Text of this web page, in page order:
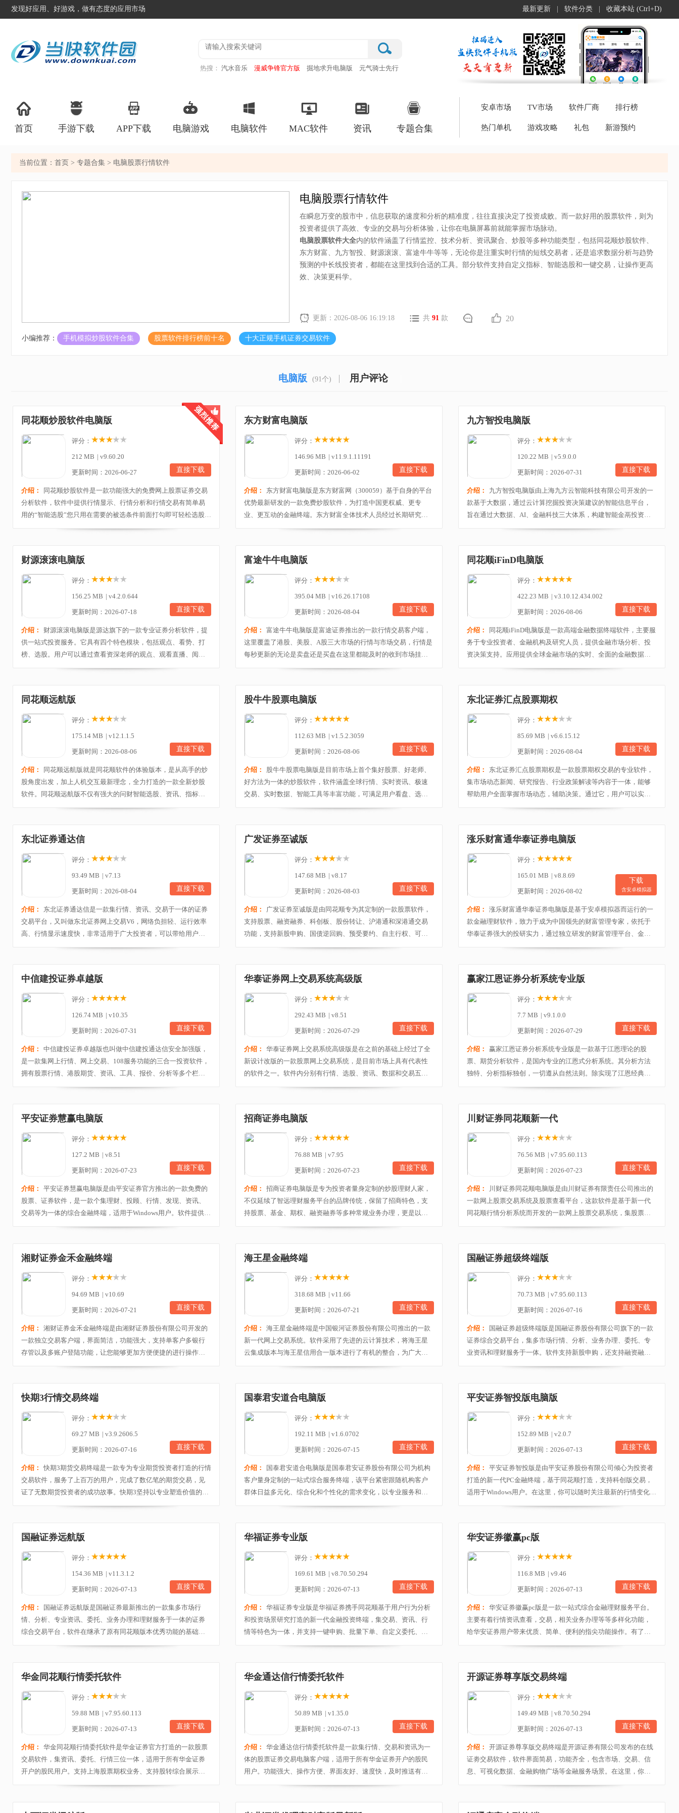
发现好应用、好游戏，做有态度的应用市场 最新更新 软件分类 收藏本站 (Ctrl+D)
热搜： 汽水音乐 漫威争锋官方版 掘地求升电脑版
元气骑士先行
首页 手游下载 APP下载 电脑游戏 电脑软件 MAC软件 资讯 专题合集
安卓市场 TV市场 软件厂商 排行榜
热门单机 游戏攻略 礼包 新游预约
当前位置： 首页 > 专题合集 > 电脑股票行情软件
电脑股票行情软件
在瞬息万变的股市中，信息获取的速度和分析的精准度，往往直接决定了投资成败。而一款好用的股票软件，则为
投资者提供了高效、专业的交易与分析体验，让你在电脑屏幕前就能掌握市场脉动。
电脑股票软件大全内的软件涵盖了行情监控、技术分析、资讯聚合、炒股等多种功能类型，包括同花顺炒股软件、
东方财富、九方智投、财源滚滚、富途牛牛等等，无论你是注重实时行情的短线交易者，还是追求数据分析与趋势
预测的中长线投资者，都能在这里找到合适的工具。部分软件支持自定义指标、智能选股和一键交易，让操作更高
效、决策更科学。
更新：2026-08-06 16:19:18 共 91 款 20
小编推荐： 手机模拟炒股软件合集 股票软件排行榜前十名 十大正规手机证券交易软件
电脑版 (91个) 用户评论
同花顺炒股软件电脑版
评分：
212 MB | v9.60.20
更新时间：2026-06-27 直接下载
介绍：
同花顺炒股软件是一款功能强大的免费网上股票证券交易
分析软件，软件中提供行情显示、行情分析和行情交易有简单易
用的“智能选股”您只用在需要的被选条件前面打勾即可轻松选股。
还有“选股平台”让您利用所有的100多个选股条件和200个技术指
表、技术分析与财务数据有机组合，让您多角度...
东方财富电脑版
评分：
146.96 MB | v11.9.1.11191
更新时间：2026-06-02 直接下载
介绍：
东方财富电脑版是东方财富网（300059）基于自身的平台
优势最新研发的一款免费炒股软件，为打造中国更权威、更专
业、更互动的金融终端。东方财富全体技术人员经过长期研究开
发，充分挖掘东方财富网全国第一的财经资讯平台优势，融合最
一款功能强大的炒股利器。感兴趣的股民朋友欢迎下载体...
九方智投电脑版
评分：
120.22 MB | v5.9.0.0
更新时间：2026-07-31 直接下载
介绍：
九方智投电脑版由上海九方云智能科技有限公司开发的一
款基于大数据，通过云计算挖掘投资决策建议的智能信息平台，
旨在通过大数据、AI、金融科技三大体系，构建智能金鬲投资系
筑，为用户打造更安全、稳健、智能的投资服务体验。与传统量
的情绪昇动与热点，让用户在更短的时间，获取到投资...
财源滚滚电脑版
评分：
156.25 MB | v4.2.0.644
更新时间：2026-07-18 直接下载
介绍：
财源滚滚电脑版是源达旗下的一款专业证券分析软件，提
供一站式投资服务。它具有四个特色模块，包括观点、看势、打
榜、选股。用户可以通过查看资深老师的观点、观看直播、阅读
每日资讯和分析行情走势来选择合适的股票，还可以通过六维看
外，财源滚滚电脑版还拥有专业的解盘和资讯，让你能...
富途牛牛电脑版
评分：
395.04 MB | v16.26.17108
更新时间：2026-08-04 直接下载
介绍：
富途牛牛电脑版是富途证券推出的一款行情交易客户端，
这里覆盖了港股、美股、A股三大市场的行情与市场交易，行情是
每秒更新的无论是卖盘还是买盘在这里都能及时的收到市场挂
单，市场挂单一目了然并且还支持美股期权毫秒级深度报价。富
些专业的数据分析来决定自己的投资，股市动态除了这些...
同花顺iFinD电脑版
评分：
422.23 MB | v3.10.12.434.002
更新时间：2026-08-06 直接下载
介绍：
同花顺iFinD电脑版是一款高端金融数据终端软件，主要服
务于专业投资者、金融机构及研究人员，提供金融市场分析、投
资决策支持。应用提供全球金融市场的实时、全面的金融数据，
覆盖国内外主要交易所，还集成多种分析工具，如技术分析图
户可根据习惯自定义界面布局，添加、调整数据面板、...
同花顺远航版
评分：
175.14 MB | v12.1.1.5
更新时间：2026-08-06 直接下载
介绍：
同花顺远航版就是同花顺软件的体验版本，是从高手的炒
股角度出发，加上人机交互最新理念，全力打造的一款全新炒股
软件。同花顺远航版不仅有强大的问财智能选股、资讯、指标等
功能，还能进行股民间的互动交流；3秒即可启动、数据准、行情
堂、博客、圈子，股民间的交流一应俱全。功...
股牛牛股票电脑版
评分：
112.63 MB | v1.5.2.3059
更新时间：2026-08-06 直接下载
介绍：
股牛牛股票电脑版是目前市场上首个集好股票、好老师、
好方法为一体的炒股软件，软件涵盖全球行情、实时资讯、极速
交易、实时数据、智能工具等丰富功能，可满足用户看盘、选
股、诊股、买卖、预警、互动咨询等各种投资需求。同时它还通
大牛领回家，定制专属于你的个性操盘！股牛牛股票，是...
东北证券汇点股票期权
评分：
85.69 MB | v6.6.15.12
更新时间：2026-08-04 直接下载
介绍：
东北证券汇点股票期权是一款股票期权交易的专业软件，
集市场动态新闻、研究报告、行业政策解读等内容于一体，能够
帮助用户全面掌握市场动态，辅助决策。通过它，用户可以实时
查看沪深交易所的股票期权行情数据，进行期权合约买卖、分析
订单管理与执行能力！ 股票期权是什么意思?股票期...
东北证券通达信
评分：
93.49 MB | v7.13
更新时间：2026-08-04 直接下载
介绍：
东北证券通达信是一款集行情、资讯、交易于一体的证券
交易平台，又叫做东北证券网上交易V6，网络负担轻、运行效率
高、行情显示速度快，非常适用于广大投资者，可以带给用户很
好的使用体验。目前，东北证券通达信平台提供了多界面自由切
揭示，并且还能详细的看到每只股票的代码、名称、涨...
广发证券至诚版
评分：
147.68 MB | v8.17
更新时间：2026-08-03 直接下载
介绍：
广发证券至诚版是由同花顺专为其定制的一款股票软件，
支持股票、融资融券、科创板、股份转让、沪港通和深港通交易
功能，支持新股申购、国债逆回购、预受要约、自主行权、可转
债转股、债券回售、转融通出借、网络投票、单账户多存管银行
停止维护Windows XP系统，为了交易与资金安全，暂不...
涨乐财富通华泰证券电脑版
评分：
165.01 MB | v8.8.69
更新时间：2026-08-02
下载
含安卓模拟器
介绍：
涨乐财富通华泰证券电脑版是基于安卓模拟器而运行的一
款金融理财软件，致力于成为中国领先的财富管理专家，依托于
华泰证券强大的投研实力，通过独立研发的财富管理平台、金融
科技系统，为超过四千万的投资者，提供全方位个性化财富管理
户提供专业、多元的证券金融服务。 软件功能1、乐...
中信建投证券卓越版
评分：
126.74 MB | v10.35
更新时间：2026-07-31 直接下载
介绍：
中信建投证券卓越版也叫做中信建投通达信安全加强版，
是一款集网上行情、网上交易、108服务功能的三合一投资软件，
拥有股票行情、港股期货、资讯、工具、报价、分析等多个栏
目，能够为用户提供最专业、快捷、贴心的服务，有效的满足用
展现新股信息，集成丰富内容资讯及涵盖12大板块的数据...
华泰证券网上交易系统高级版
评分：
292.43 MB | v8.51
更新时间：2026-07-29 直接下载
介绍：
华泰证券网上交易系统高级版是在之前的基础上经过了全
新设计改版的一款股票网上交易系统，是目前市场上具有代表性
的软件之一。软件内分别有行情、选股、资讯、数据和交易五大
模块，用户通过登陆华泰账户后可以对股市走向和行情进行更细
分辨率显示屏，打开客户端后您将看到一个无比清晰的...
赢家江恩证券分析系统专业版
评分：
7.7 MB | v9.1.0.0
更新时间：2026-07-29 直接下载
介绍：
赢家江恩证券分析系统专业版是一款基于江恩理论的股
票、期货分析软件，是国内专业的江恩式分析系统。其分析方法
独特、分析指标独创，一切遵从自然法则。除实现了江恩经典判
市工具外，作者还根据自己多年的研究开发了许多极具实战价值
测试、测评、优化。赢家江恩证券分析系统专业版集成了...
平安证券慧赢电脑版
评分：
127.2 MB | v8.51
更新时间：2026-07-23 直接下载
介绍：
平安证券慧赢电脑版是由平安证券官方推出的一款免费的
股票、证券软件，是一款个集理财、投顾、行情、发现、资讯、
交易等为一体的综合金融终端，适用于Windows用户。软件提供多
个类型的证券查看你可以选择新股IPO、期货现货、基金行情、股
信息，每天在电脑就可以监控行情变化，让你足不出户...
招商证券电脑版
评分：
76.88 MB | v7.95
更新时间：2026-07-23 直接下载
介绍：
招商证券电脑版是专为投资者量身定制的炒股理财人家，
不仅延续了智远理财服务平台的品牌传统，保留了招商特色，支
持股票、基金、期权、融资融券等多种常规业务办理，更是以智
能为核心，打造了智能选股、全景行情交易、图文F10、智远云、
受财富上涨乐趣，让您拥有极速、简单、安全的炒股体...
川财证券同花顺新一代
评分：
76.56 MB | v7.95.60.113
更新时间：2026-07-23 直接下载
介绍：
川财证券同花顺电脑版是由川财证券有限责任公司推出的
一款网上股票交易系统及股票查看平台，这款软件是基于新一代
同花顺行情分析系统而开发的一款网上股票交易系统，集股票行
情、在线资讯、在线交易于一体，能够为投资者提供股票、基金
闪电下单、闪电撤单、快速吃盘、定价挂单、批量买入...
湘财证券金禾金融终端
评分：
94.69 MB | v10.69
更新时间：2026-07-21 直接下载
介绍：
湘财证券金禾金融终端是由湘财证券股份有限公司开发的
一款独立交易客户端，界面简洁，功能强大，支持单客户多银行
存管以及多账户登陆功能，让您能够更加方便便捷的进行操作。
此外，湘财证券金禾金融终端还支持闪电下单、资产查询、批量
金禾金融终端安装教程1、下载好安装包，解压缩后...
海王星金融终端
评分：
318.68 MB | v11.66
更新时间：2026-07-21 直接下载
介绍：
海王星金融终端是中国银河证券股份有限公司推出的一款
新一代网上交易系统。软件采用了先进的云计算技术，将海王星
云集成版本与海王星信用合一版本进行了有机的整合，为广大投
资者用户打造了一款集资讯、功能、报价、交易、分析、行情为
数据功能组件的发现、个股侧边栏、资金博弈、资金驱...
国融证券超级终端版
评分：
70.73 MB | v7.95.60.113
更新时间：2026-07-16 直接下载
介绍：
国融证券超级终端版是国融证券股份有限公司旗下的一款
证券综合交易平台，集多市场行情、分析、业务办理、委托、专
业资讯和理财服务于一体。软件支持新股申购，还支持融资融
券、股票期权账户、小额融、网上商城等一步式登陆，方便用户
改等操作，无需前往营业部，大大提高了办理业务的便捷...
快期3行情交易终端
评分：
69.27 MB | v3.9.2606.5
更新时间：2026-07-16 直接下载
介绍：
快期3期货交易终端是一款专为专业期货投资者打造的行情
交易软件，服务了上百万的用户，完成了数亿笔的期货交易，见
证了无数期货投资者的成功故事。快期3坚持以专业塑造价值的理
念，致力于在高速行情与高精度行情历史、最佳交易性、高度自
有可交易合约自上市至今的全部Tick数据和任意周...
国泰君安道合电脑版
评分：
192.11 MB | v1.6.0702
更新时间：2026-07-15 直接下载
介绍：
国泰君安道合电脑版是国泰君安证券股份有限公司为机构
客户量身定制的一站式综合服务终端，该平台紧密跟随机构客户
群体日益多元化、综合化和个性化的需求变化，以专业服务和金
融科技为支撑，重新塑造了“以客户为中心”的服务理念，全面构建
产品、报价回购、收益凭证及场内基金的申购赎回和...
平安证券智投版电脑版
评分：
152.89 MB | v2.0.7
更新时间：2026-07-13 直接下载
介绍：
平安证券智投版是由平安证券股份有限公司倾心为投资者
打造的新一代PC金融终端，基于同花顺打造，支持科创版交易，
适用于Windows用户。在这里，你可以随时关注最新的行情变化，
及时作出相应的操作，让你可以轻松赚钱。软件集成了平安证券
互通，一个账户在手机APP和PC端随意切换登陆，自选...
国融证券远航版
评分：
154.36 MB | v11.3.1.2
更新时间：2026-07-13 直接下载
介绍：
国融证券远航版是国融证券最新推出的一款集多市场行
情、分析、专业资讯、委托、业务办理和理财服务于一体的证券
综合交易平台，软件在继承了原有同花顺版本优秀功能的基础
上，进行了全面的优化和升级，旨在为投资者提供更加便捷、高
能，如爱问财、融资融券、业务办理功能、个人中心、资产理...
华福证券专业版
评分：
169.61 MB | v8.70.50.294
更新时间：2026-07-13 直接下载
介绍：
华福证券专业版是华福证券携手同花顺基于用户行为分析
和投资场景研究打造的新一代金融投资终端，集交易、资讯、行
情等特色为一体，并支持一键申购、批量下单、自定义委托、热
门板块、个股排行、资金流向等实用功能，为用户带来便利、快
力的那支股票推荐给你，参股到选股再到购股全程流程...
华安证券徽赢pc版
评分：
116.8 MB | v9.46
更新时间：2026-07-13 直接下载
介绍：
华安证券徽赢pc版是一款一站式综合金融理财服务平台。
主要有着行情资讯查看，交易，相关业务办理等等多样化功能，
给华安证券用户带来优质、简单、便利的指尖功能操作。有了
它，再也不用像以前一样找不到头绪，软件智能分析，自动帮你
都拥有单独的窗口，有了它，可以随时随地的观看股市走...
华金同花顺行情委托软件
评分：
59.88 MB | v7.95.60.113
更新时间：2026-07-13 直接下载
介绍：
华金同花顺行情委托软件是华金证券官方打造的一款股票
交易软件，集资讯、委托、行情三位一体，适用于所有华金证券
开户的股民用户。支持上海股票期权业务、支持股转综合展示、
支持PC端进行现金宝业务模块、支持监管要求的科创板可转债适
华金通达信行情委托软件
评分：
50.89 MB | v1.35.0
更新时间：2026-07-13 直接下载
介绍：
华金通达信行情委托软件是一款集行情、交易和资讯为一
体的股票证券交易电脑客户端，适用于所有华金证券开户的股民
用户。功能强大、操作方便、界面友好、速度快，及时推送有价
值的市场讯息，支持闪电下单、对买对卖、预埋单、新股申购、
开源证券尊享版交易终端
评分：
149.49 MB | v8.70.50.294
更新时间：2026-07-13 直接下载
介绍：
开源证券尊享版交易终端是开源证券有限公司发布的在线
证劵交易软件，软件界面简易，功能齐全，包含市场、交易、信
息、可视化数据、金融购物广场等金融服务场景。在这里，你可
以找到最专业的投资建议，查看最准确的市场分析，享有最方便